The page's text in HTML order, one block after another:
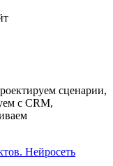
сценарии,
с CRM,
Нейросеть